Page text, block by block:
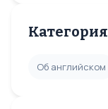
Категория
Об английском